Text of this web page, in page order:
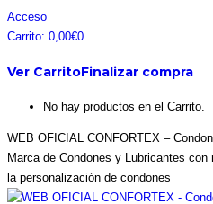
Saltar
al
Facebook
page
in
Instagram
page
in
Pinterest
page
in
Twitter
page
in
Acceso
Carrito: 0,00€0
Ver CarritoFinalizar compra
No hay productos en el Carrito.
WEB OFICIAL CONFORTEX –
Marca de Condones y Lubricantes
la personalización de condones